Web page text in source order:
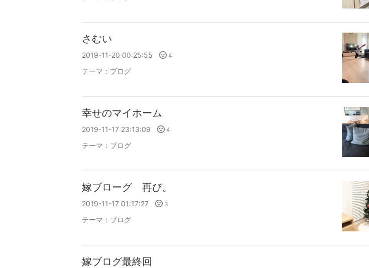
さむい
2019-11-20 00:25:55 4
テーマ： ブログ
幸せのマイホーム
2019-11-17 23:13:09 4
テーマ： ブログ
嫁ブローグ 再び。
2019-11-17 01:17:27 3
テーマ： ブログ
嫁ブログ最終回